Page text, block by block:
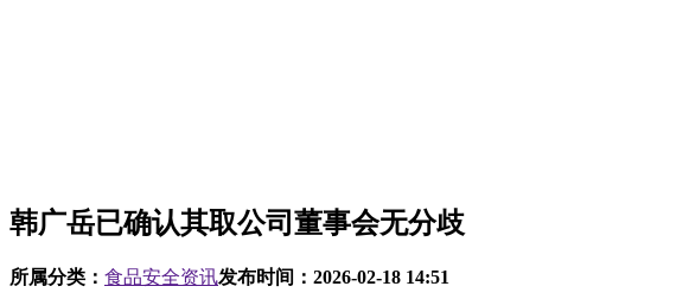
韩广岳已确认其取公司董事会无分歧
所属分类： 食品安全资讯发布时间： 2026-02-18 14:51